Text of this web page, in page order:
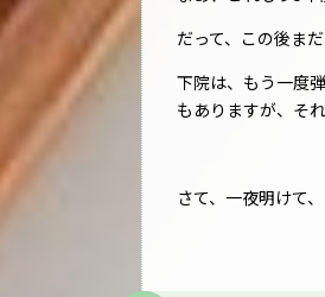
だって、この後ま
下院は、もう一度
もありますが、そ
さて、一夜明けて